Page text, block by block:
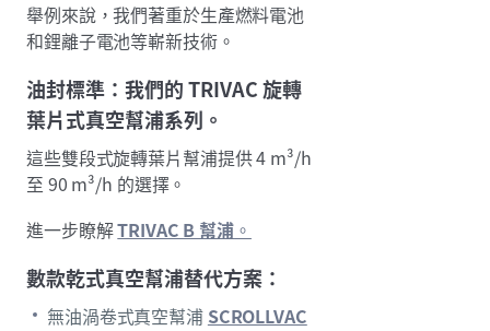
舉例來說，我們著重於生產燃料電池
和鋰離子電池等嶄新技術。
油封標準：我們的 TRIVAC 旋轉
葉片式真空幫浦系列。
這些雙段式旋轉葉片幫浦提供 4 m³/h
至 90 m³/h 的選擇。
進一步瞭解TRIVAC B 幫浦 。
數款乾式真空幫浦替代方案：
無油渦卷式真空幫浦 SCROLLVAC